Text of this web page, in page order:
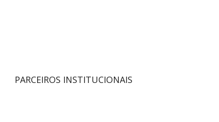
PARCEIROS INSTITUCIONAIS